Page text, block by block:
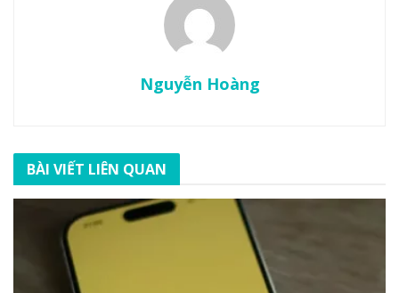
Nguyễn Hoàng
BÀI VIẾT LIÊN QUAN